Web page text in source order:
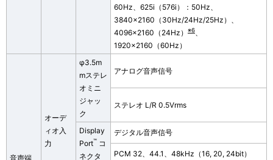
60Hz、625i（576i）：50Hz、
3840×2160（30Hz/24Hz/25Hz）、
4096×2160（24Hz）
※6、
1920×2160（60Hz）
音声端
オーデ
ィオ入
力
φ3.5m
mステレ
オミニ
ジャッ
ク
アナログ音声信号
ステレオ L/R 0.5Vrms
Display
Port™ コ
ネクタ
デジタル音声信号
PCM 32、44.1、48kHz（16, 20, 24bit）